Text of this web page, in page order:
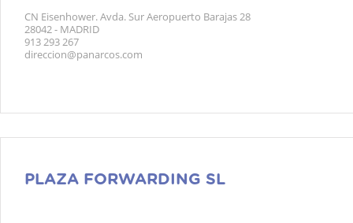
CN Eisenhower. Avda. Sur Aeropuerto Barajas 28
28042 - MADRID
913 293 267
direccion@panarcos.com
PLAZA FORWARDING SL